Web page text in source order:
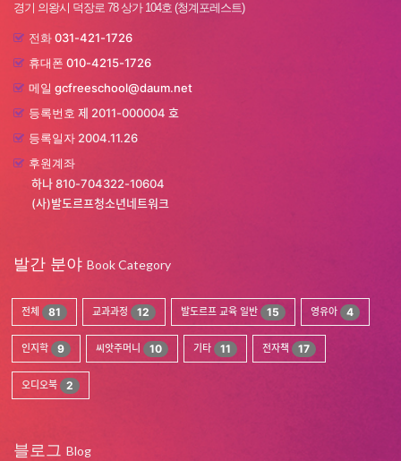
경기 의왕시 덕장로 78 상가 104호 (청계포레스트)
전화 031-421-1726
휴대폰 010-4215-1726
메일 gcfreeschool@daum.net
등록번호 제 2011-000004 호
등록일자 2004.11.26
후원계좌
하나 810-704322-10604
(사)발도르프청소년네트워크
발간 분야 Book Category
전체 81 교과과정 12 발도르프 교육 일반 15 영유아 4
인지학 9 씨앗주머니 10 기타 11 전자책 17
오디오북 2
블로그 Blog